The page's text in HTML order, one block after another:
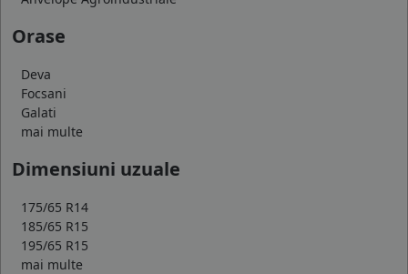
Orase
Deva
Focsani
Galati
mai multe
Dimensiuni uzuale
175/65 R14
185/65 R15
195/65 R15
mai multe